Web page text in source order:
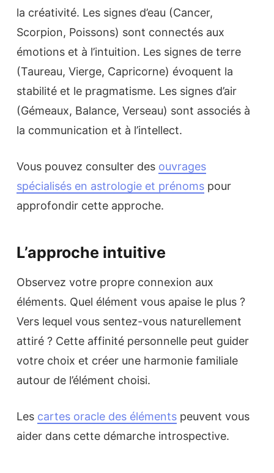
la créativité. Les signes d’eau (Cancer,
Scorpion, Poissons) sont connectés aux
émotions et à l’intuition. Les signes de terre
(Taureau, Vierge, Capricorne) évoquent la
stabilité et le pragmatisme. Les signes d’air
(Gémeaux, Balance, Verseau) sont associés à
la communication et à l’intellect.
Vous pouvez consulter des ouvrages
spécialisés en astrologie et prénoms pour
approfondir cette approche.
L’approche intuitive
Observez votre propre connexion aux
éléments. Quel élément vous apaise le plus ?
Vers lequel vous sentez-vous naturellement
attiré ? Cette affinité personnelle peut guider
votre choix et créer une harmonie familiale
autour de l’élément choisi.
Les cartes oracle des éléments peuvent vous
aider dans cette démarche introspective.